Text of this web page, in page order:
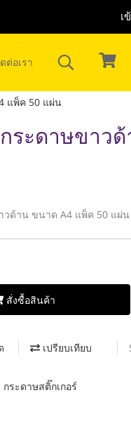
เ
ต่อเรา
แพ็ค 50 แผ่น
ระดาษขาว
วด้าน ขนาด A4 แพ็ค 50 แผ่น
สั่งซื้อสินค้า
เปรียบเทียบ
กระดาษสติ๊กเกอร์